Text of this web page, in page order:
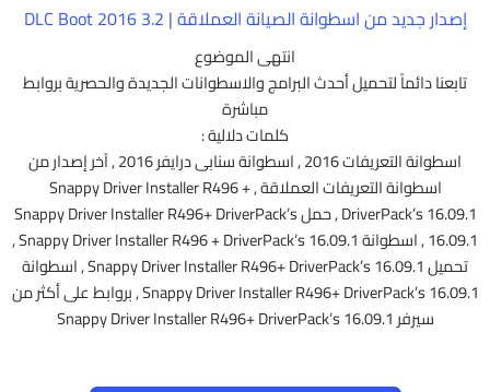
إصدار جديد من اسطوانة الصيانة العملاقة | DLC Boot 2016 3.2
انتهى الموضوع
تابعنا دائماً لتحميل أحدث البرامج والاسطوانات الجديدة والحصرية بروابط
مباشرة
كلمات دلالية :
اسطوانة التعريفات 2016 , اسطوانة سنابى درايفر 2016 , آخر إصدار من
اسطوانة التعريفات العملاقة , Snappy Driver Installer R496 +
DriverPack’s 16.09.1 , حمل Snappy Driver Installer R496+ DriverPack’s
16.09.1 , اسطوانة Snappy Driver Installer R496 + DriverPack’s 16.09.1 ,
تحميل Snappy Driver Installer R496+ DriverPack’s 16.09.1 , اسطوانة
Snappy Driver Installer R496+ DriverPack’s 16.09.1 , بروابط على أكثر من
سيرفر Snappy Driver Installer R496+ DriverPack’s 16.09.1